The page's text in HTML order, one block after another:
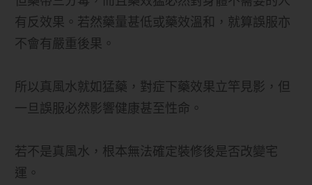
有反效果。若然藥量甚低或藥效溫和，就算誤服亦
不會有嚴重後果。
所以真風水就如猛藥，對症下藥效果立竿見影，但
一旦誤服必然影響健康甚至性命。
若不是真風水，根本無法確定裝修後是否改變宅
運。